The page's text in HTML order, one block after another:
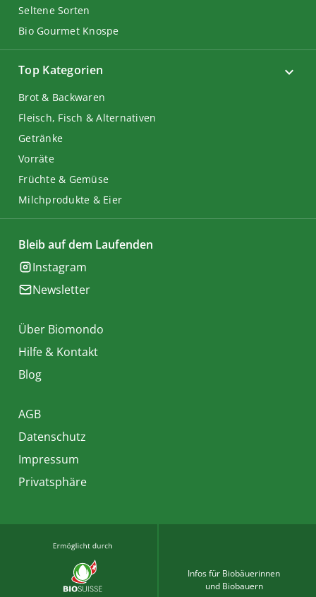
Top Kategorien
Brot & Backwaren
Fleisch, Fisch & Alternativen
Getränke
Vorräte
Früchte & Gemüse
Milchprodukte & Eier
Seltene Sorten
Bio Gourmet Knospe
Bleib auf dem Laufenden
Instagram
Newsletter
Über Biomondo
Hilfe & Kontakt
Blog
AGB
Datenschutz
Impressum
Privatsphäre
Infos für Biobäuerinnen
und Biobauern